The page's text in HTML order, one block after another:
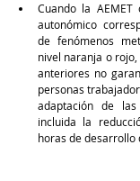
Cuando la
autonómico
de fenómenos
nivel naranja o
anteriores no
personas
adaptación de
incluida la
horas de desarrollo